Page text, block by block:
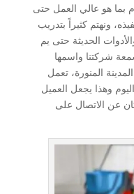
بما هو عالي العمل حتى
ونهتم كثيراً بتدريب
الحديثة حتى يم
شركتنا واسمها
المنورة، تعمل
وهذا يجعل العميل
عن الاتصال على